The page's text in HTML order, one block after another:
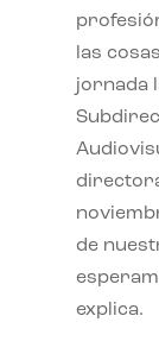
las
jornada
de
explica.